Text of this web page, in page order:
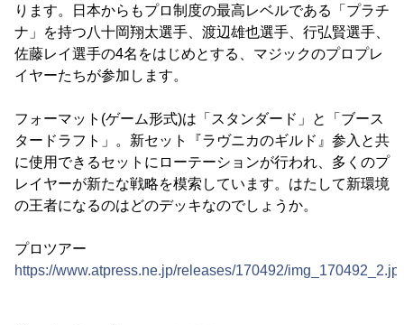
ります。日本からもプロ制度の最高レベルである「プラチ
ナ」を持つ八十岡翔太選手、渡辺雄也選手、行弘賢選手、
佐藤レイ選手の4名をはじめとする、マジックのプロプレ
イヤーたちが参加します。
フォーマット(ゲーム形式)は「スタンダード」と「ブース
タードラフト」。新セット『ラヴニカのギルド』参入と共
に使用できるセットにローテーションが行われ、多くのプ
レイヤーが新たな戦略を模索しています。はたして新環境
の王者になるのはどのデッキなのでしょうか。
プロツアー
https://www.atpress.ne.jp/releases/170492/